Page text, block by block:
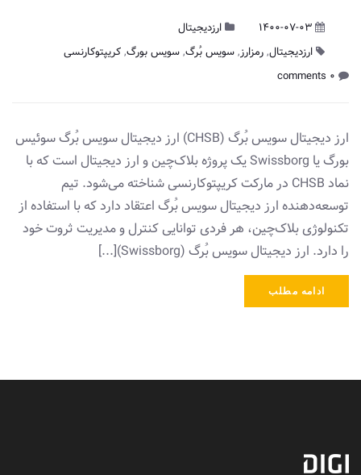
1400-07-03
ارزدیجیتال
ارزدیجیتال,رمزارز,سویس بُرگ,سویس بورگ,کریپتوکارنسی
0 comments
ارز دیجیتال سویس بُرگ (CHSB) ارز دیجیتال سویس بُرگ سوئیس
بورگ یا Swissborg یک پروژه بلاک‌چین و ارز دیجیتال است که با
نماد CHSB در مارکت کریپتوکارنسی شناخته می‌شود. تیم
توسعه‌‌دهنده ارز دیجیتال سویس بُرگ اعتقاد دارد که با استفاده از
تکنولوژی بلاک‌چین، هر فردی توانایی کنترل و مدیریت ثروت خود
را دارد. ارز دیجیتال سویس بُرگ (Swissborg)[...]
ادامه مطلب